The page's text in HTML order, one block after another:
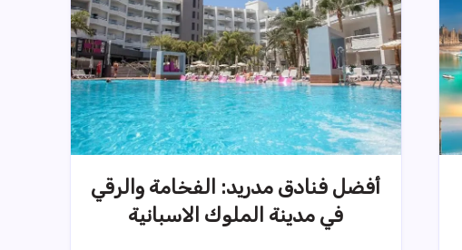
أفضل فنادق مدريد: الفخامة والرقي
في مدينة الملوك الاسبانية